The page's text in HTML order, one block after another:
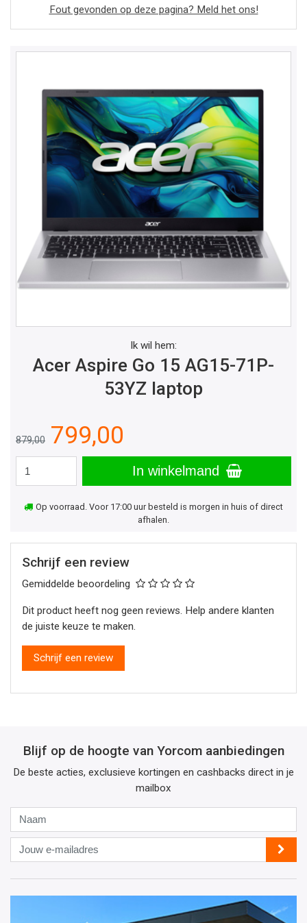
Fout gevonden op deze pagina? Meld het ons!
Ik wil hem:
Acer Aspire Go 15 AG15-71P-
53YZ laptop
879,00 799,00
In winkelmand
Op voorraad. Voor 17:00 uur besteld is morgen in huis of direct
afhalen.
Schrijf een review
Gemiddelde beoordeling
Dit product heeft nog geen reviews. Help andere klanten
de juiste keuze te maken.
Schrijf een review
Blijf op de hoogte van Yorcom aanbiedingen
De beste acties, exclusieve kortingen en cashbacks direct in je
mailbox
Jouw
e-
mailadres